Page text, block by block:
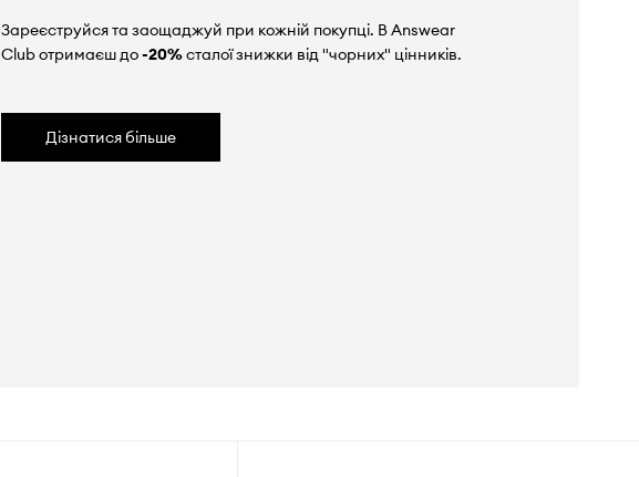
Зареєструйся та заощаджуй при кожній покупці. В Answear
Club отримаєш до-20%сталої знижки від "чорних" цінників.
Дізнатися більше